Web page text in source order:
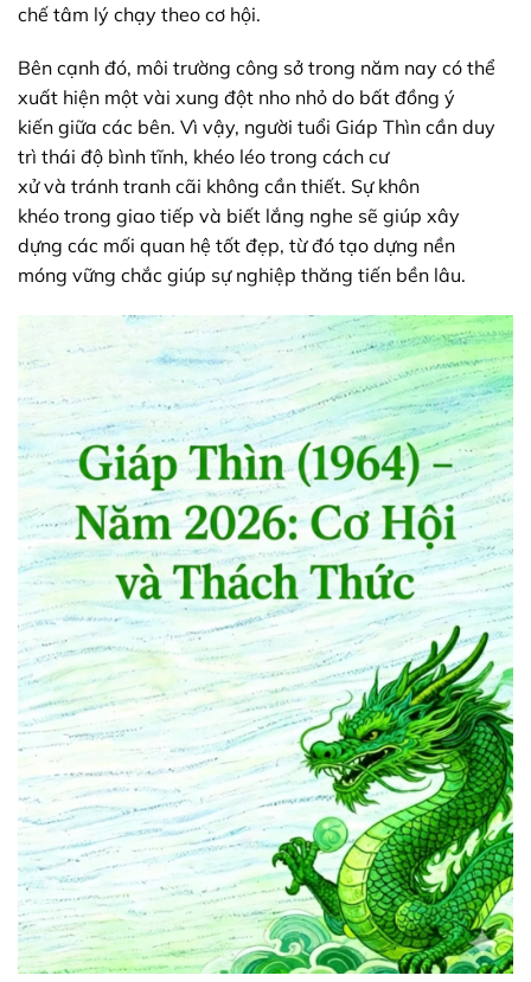
chế tâm lý chạy theo cơ hội.
Bên cạnh đó, môi trường công sở trong năm nay có thể
xuất hiện một vài xung đột nho nhỏ do bất đồng ý
kiến giữa các bên. Vì vậy, người tuổi Giáp Thìn cần duy
trì thái độ bình tĩnh, khéo léo trong cách cư
xửvà tránh tranh cãi không cần thiết. Sự khôn
khéo trong giao tiếp và biết lắng nghe sẽ giúp xây
dựng các mối quan hệ tốt đẹp, từ đó tạo dựng nền
móng vững chắc giúp sự nghiệp thăng tiến bền lâu.